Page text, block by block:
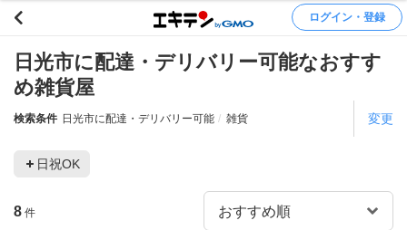
ログイン・登録
日光市に配達・デリバリー可能なおすす
め雑貨屋
検索条件 日光市に配達・デリバリー可能 雑貨 変更
日祝OK
8 件